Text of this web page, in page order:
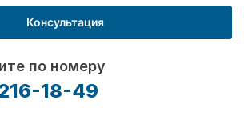
Консультация
по номеру
18-49